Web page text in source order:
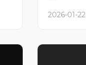
2026-01-22